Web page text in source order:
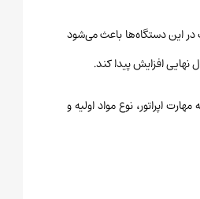
در این دستگاه‌ها باعث می‌شود
افزایش پیدا کند.
اپراتور، نوع مواد اولیه و